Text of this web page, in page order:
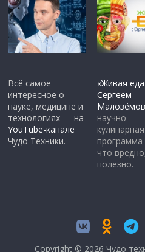
Всё самое
интересное о
науке, медицине и
технологиях — на
YouTube-канале
Чудо Техники.
«Живая
Сергеем
научно-
кулинарная
что
полезно.
Copyright © 2026 Чудо